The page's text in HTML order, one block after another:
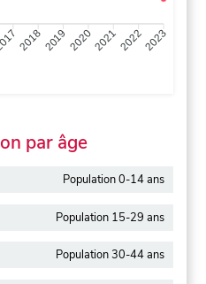
20182019 2020202120222023
par âge
Population 0-14 ans
Population 15-29 ans
Population 30-44 ans